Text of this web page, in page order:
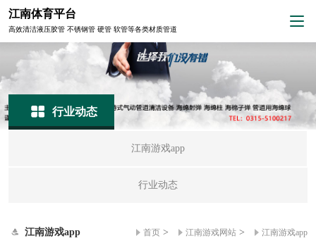
江南体育平台
高效清洁液压胶管 不锈钢管 硬管 软管等各类材质管道
行业动态
江南游戏app
行业动态
江南游戏app 首页 > 江南游戏网站 > 江南游戏app